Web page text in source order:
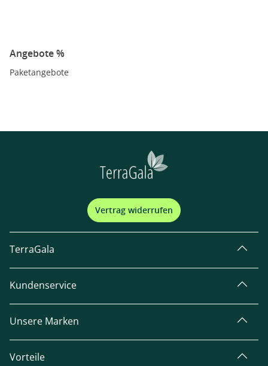
Angebote %
Paketangebote
Vertrag widerrufen
TerraGala
Kundenservice
Unsere Marken
Vorteile